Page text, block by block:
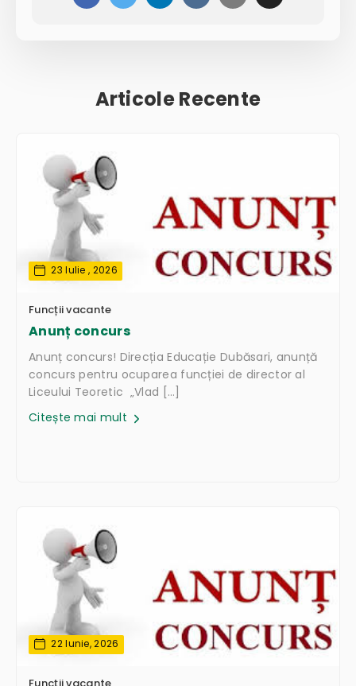
Articole Recente
23 Iulie , 2026
Funcții vacante
Anunț concurs
Anunț concurs! Direcția Educație Dubăsari, anunță
concurs pentru ocuparea funcției de director al
Liceului Teoretic „Vlad […]
Citește mai mult
22 Iunie, 2026